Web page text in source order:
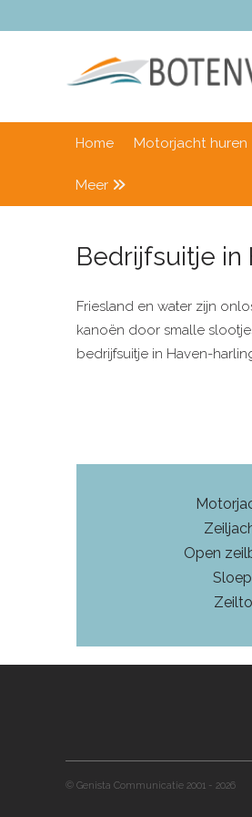
Home Motorjacht huren
Meer
Bedrijfsuitje in
Friesland en water zijn
kanoën door smalle
bedrijfsuitje in Haven-
Open
© Genista Communicatie 2001 - 2026